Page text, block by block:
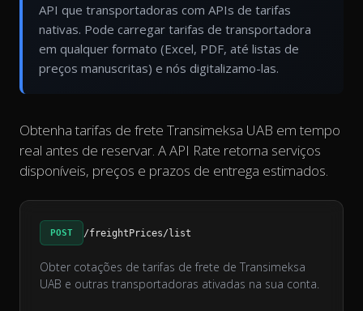
API que transportadoras com APIs de tarifas
nativas. Pode carregar tarifas de transportadora
em qualquer formato (Excel, PDF, até listas de
preços manuscritas) e nós digitalizamo-las.
Obtenha tarifas de frete Transimeksa UAB em tempo
real antes de reservar. A API Rate retorna serviços
disponíveis, preços e prazos de entrega estimados.
POST /freightPrices/list
Obter cotações de tarifas de frete de Transimeksa
UAB e outras transportadoras ativadas na sua conta.